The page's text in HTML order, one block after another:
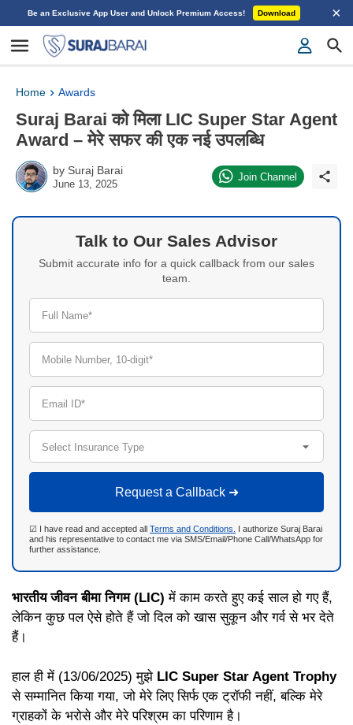
Be an Exclusive App User and Unlock Premium Access! Download ×
Home Awards
Suraj Barai को मिला LIC Super Star Agent
Award – मेरे सफर की एक नई उपलब्धि
by Suraj Barai
June 13, 2025
Join Channel
Talk to Our Sales Advisor
Submit accurate info for a quick callback from our sales
team.
Full Name*
Mobile Number, 10-digit*
Email ID*
Select Insurance Type
Request a Callback ➜
☑ I have read and accepted all Terms and Conditions.
I authorize Suraj Barai
and his representative to contact me via SMS/Email/Phone Call/WhatsApp for
further assistance.
भारतीय जीवन बीमा निगम (LIC) में काम करते हुए कई साल हो गए हैं,
लेकिन कुछ पल ऐसे होते हैं जो दिल को खास सुकून और गर्व से भर देते
हैं।
हाल ही में (13/06/2025) मुझे LIC Super Star Agent Trophy
से सम्मानित किया गया, जो मेरे लिए सिर्फ एक ट्रॉफी नहीं, बल्कि मेरे
ग्राहकों के भरोसे और मेरे परिश्रम का परिणाम है।